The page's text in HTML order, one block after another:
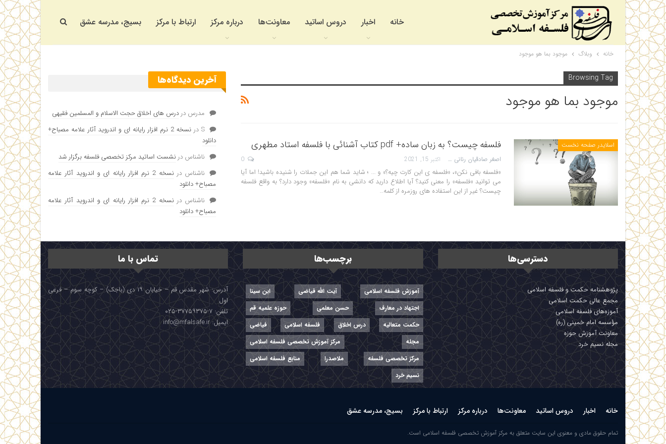
خانه اخبار دروس اساتید معاونت‌ها درباره مرکز ارتباط با مرکز بسیج، مدرسه عشق
خانه وبلاگ موجود بما هو موجود
Browsing Tag
موجود بما هو موجود
اسلایدر صفحه نخست فلسفه چیست؟ به زبان ساده+ pdf کتاب آشنائی با فلسفه استاد مطهری
اصغر صادقیان رنانی اکتبر 15, 2021
«فلسفه بافی نکن»، «فلسفه ی این کارت چیه؟» و ... ؛ شاید شما هم این جملات را شنیده باشید! اما آیا
می توانید «فلسفه» را معنی کنید؟ آیا اطلاع دارید که دانشی به نام «فلسفه» وجود دارد؟ به واقع فلسفه
چیست؟ غیر از این استفاده های روزمره از کلمه…
آخرین دیدگاه‌ها
مدرس در درس های اخلاق حجت الاسلام و المسلمین فقیهی
Sدر
نسخه 2 نرم افزار رایانه ای و اندروید آثار علامه مصباح+
دانلود
ناشناس در نشست اساتید مرکز تخصصی فلسفه برگزار شد
ناشناس در
نسخه 2 نرم افزار رایانه ای و اندروید آثار علامه
مصباح+ دانلود
ناشناس در
نسخه 2 نرم افزار رایانه ای و اندروید آثار علامه
مصباح+ دانلود
دسترسی‌ها
پژوهشنامه حکمت و فلسفه اسلامی
مجمع عالی حکمت اسلامی
آموزه‌های فلسفه اسلامی
مؤسسه امام خمینی (ره)
معاونت آموزش حوزه
مجله نسیم خرد
برچسب‌ها
آموزش فلسفه اسلامی آیت الله فیاضی
ابن سینا
اجتهاد در معارف
حسن معلمی
حوزه علمیه قم
حکمت متعالیه
درس اخلاق فلسفه اسلامی
فیاضی
مجله
مرکز آموزش تخصصی فلسفه اسلامی
مرکز تخصصی فلسفه
ملاصدرا
منابع فلسفه اسلامی
نسیم خرد
تماس با ما
آدرس: شهر مقدس قم – خیابان ۱۹ دی (باجک) – کوچه سوم – فرعی
اول
تلفن: ۷-۳۷۷۵۹۳۷۵-۰۲۵
ایمیل: info@mfalsafe.ir
خانه اخبار دروس اساتید معاونت‌ها درباره مرکز ارتباط با مرکز بسیج، مدرسه عشق
تمام حقوق مادی و معنوی این سایت متعلق به مرکز آموزش تخصصی فلسفه اسلامی است.